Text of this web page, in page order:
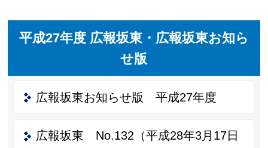
平成27年度 広報坂東・広報坂東お知ら
せ版
広報坂東お知らせ版 平成27年度
広報坂東 No.132（平成28年3月17日